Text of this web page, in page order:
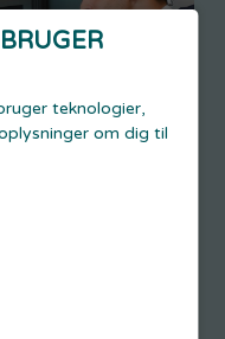
teknologier,
om dig til
en bred palette af